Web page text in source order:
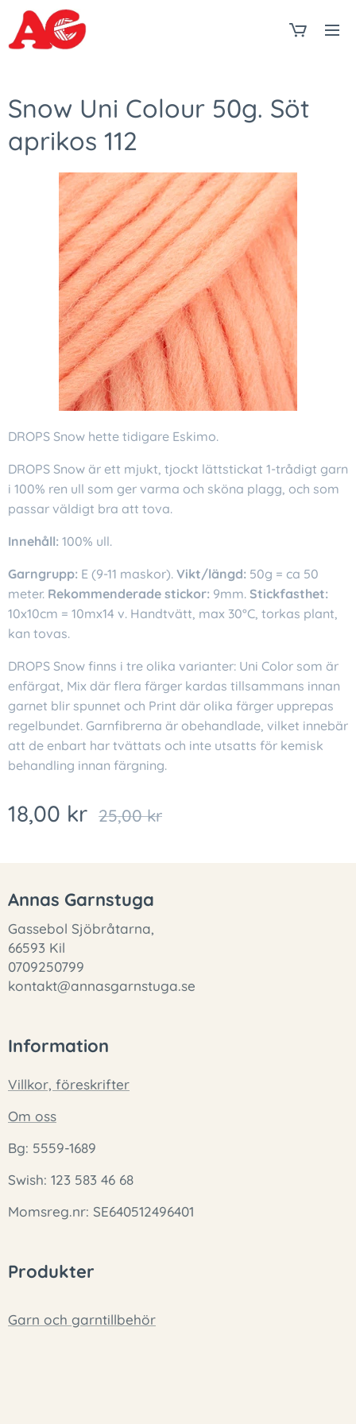
Snow Uni Colour 50g. Söt
aprikos 112
DROPS Snow hette tidigare Eskimo.
DROPS Snow är ett mjukt, tjockt lättstickat 1-trådigt garn
i 100% ren ull som ger varma och sköna plagg, och som
passar väldigt bra att tova.
Innehåll: 100% ull.
Garngrupp: E (9-11 maskor). Vikt/längd: 50g = ca 50
meter. Rekommenderade stickor: 9mm. Stickfasthet:
10x10cm = 10mx14 v. Handtvätt, max 30°C, torkas plant,
kan tovas.
DROPS Snow finns i tre olika varianter: Uni Color som är
enfärgat, Mix där flera färger kardas tillsammans innan
garnet blir spunnet och Print där olika färger upprepas
regelbundet. Garnfibrerna är obehandlade, vilket innebär
att de enbart har tvättats och inte utsatts för kemisk
behandling innan färgning.
18,00 kr 25,00kr
Annas Garnstuga
Gassebol Sjöbråtarna,
66593 Kil
0709250799
kontakt@annasgarnstuga.se
Information
Villkor, föreskrifter
Om oss
Bg: 5559-1689
Swish: 123 583 46 68
Momsreg.nr: SE640512496401
Produkter
Garn och garntillbehör